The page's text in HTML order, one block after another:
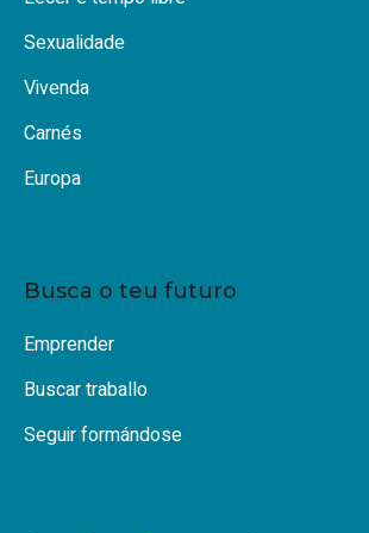
Sexualidade
Vivenda
Carnés
Europa
Busca o teu futuro
Emprender
Buscar traballo
Seguir formándose